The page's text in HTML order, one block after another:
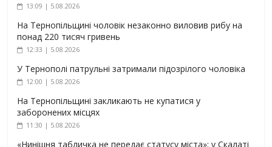
13:09 | 5.08.2026
На Тернопільщині чоловік незаконно виловив рибу на
понад 220 тисяч гривень
12:33 | 5.08.2026
У Тернополі патрульні затримали підозрілого чоловіка
12:00 | 5.08.2026
На Тернопільщині закликають не купатися у
заборонених місцях
11:30 | 5.08.2026
«Нинішня табличка не передає статусу міста»: у Скалаті